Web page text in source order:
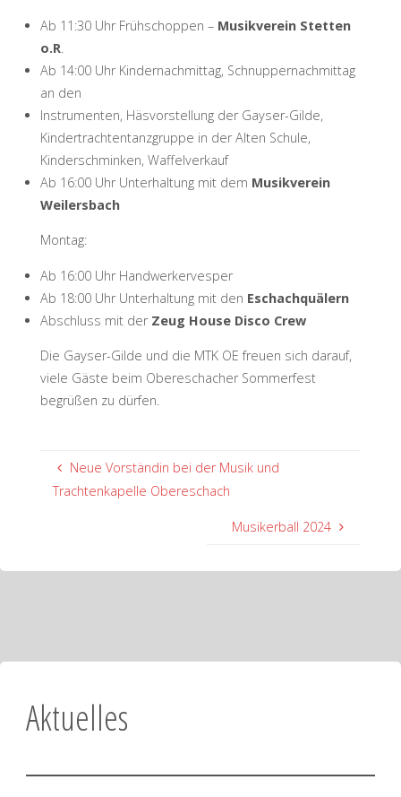
Ab 11:30 Uhr Frühschoppen – Musikverein Stetten
o.R.
Ab 14:00 Uhr Kindernachmittag, Schnuppernachmittag
an den
Instrumenten, Häsvorstellung der Gayser-Gilde,
Kindertrachtentanzgruppe in der Alten Schule,
Kinderschminken, Waffelverkauf
Ab 16:00 Uhr Unterhaltung mit dem Musikverein
Weilersbach
Montag:
Ab 16:00 Uhr Handwerkervesper
Ab 18:00 Uhr Unterhaltung mit den Eschachquälern
Abschluss mit der Zeug House Disco Crew
Die Gayser-Gilde und die MTK OE freuen sich darauf,
viele Gäste beim Obereschacher Sommerfest
begrüßen zu dürfen.
Neue Vorständin bei der Musik und
Trachtenkapelle Obereschach
Musikerball 2024
Aktuelles